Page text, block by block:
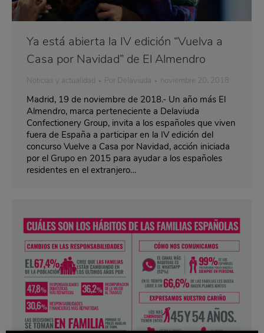
Ya está abierta la IV edición “Vuelva a
Casa por Navidad” de El Almendro
Noticias y actualidad Por Delaviuda noviembre 20, 2018
Madrid, 19 de noviembre de 2018.- Un año más El
Almendro, marca perteneciente a Delaviuda
Confectionery Group, invita a los españoles que viven
fuera de España a participar en la IV edición del
concurso Vuelve a Casa por Navidad, acción iniciada
por el Grupo en 2015 para ayudar a los españoles
residentes en el extranjero…